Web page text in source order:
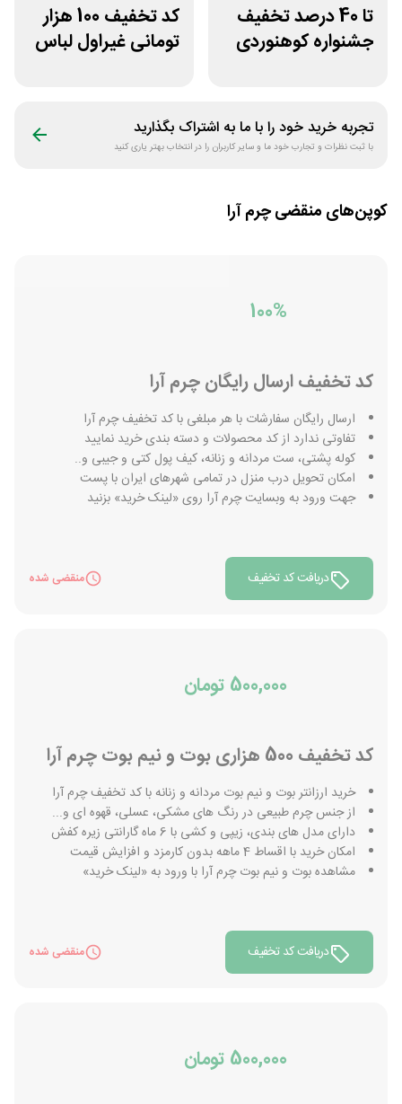
تا 40 درصد تخفیف
جشنواره کوهنوردی
کد تخفیف 100 هزار
تومانی غیراول لباس
تجربه خرید خود را با ما به اشتراک بگذارید
با ثبت نظرات و تجارب خود ما و سایر کاربران را در انتخاب بهتر یاری کنید
کوپن‌های منقضیچرم آرا
100%
کد تخفیف ارسال رایگان چرم آرا
ارسال رایگان سفارشات با هر مبلغی با کد تخفیف چرم آرا
تفاوتی ندارد از کد محصولات و دسته بندی خرید نمایید
کوله پشتی، ست مردانه و زنانه، کیف پول کتی و جیبی و..
امکان تحویل درب منزل در تمامی شهرهای ایران با پست
جهت ورود به وبسایت چرم آرا روی «لینک خرید» بزنید
دریافت کد تخفیف منقضی شده
500,000 تومان
کد تخفیف 500 هزاری بوت و نیم بوت چرم آرا
خرید ارزانتر بوت و نیم بوت مردانه و زنانه با کد تخفیف چرم آرا
از جنس چرم طبیعی در رنگ های مشکی، عسلی، قهوه ای و...
دارای مدل های بندی، زیپی و کشی با 6 ماه گارانتی زیره کفش
امکان خرید با اقساط 4 ماهه بدون کارمزد و افزایش قیمت
مشاهده بوت و نیم بوت چرم آرا با ورود به «لینک خرید»
دریافت کد تخفیف منقضی شده
500,000 تومان